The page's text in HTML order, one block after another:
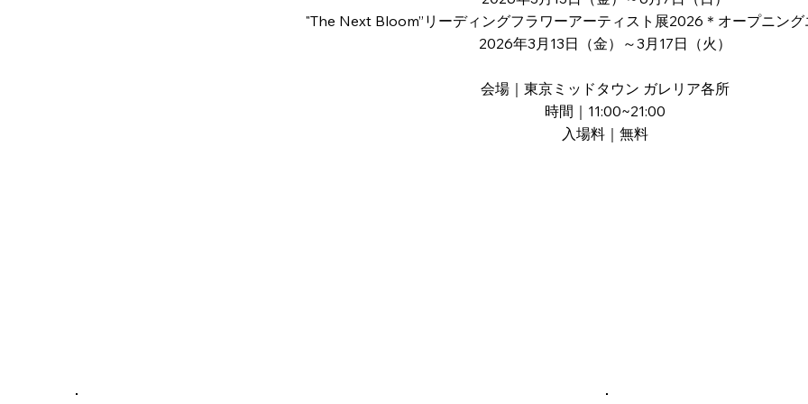
"The Next Bloom”リーディングフラワーアーティスト展2026＊オープニン
2026年3月13日（金）～3月17日（火）
会場｜東京ミッドタウン ガレリア各所
時間｜11:00~21:00
入場料｜無料